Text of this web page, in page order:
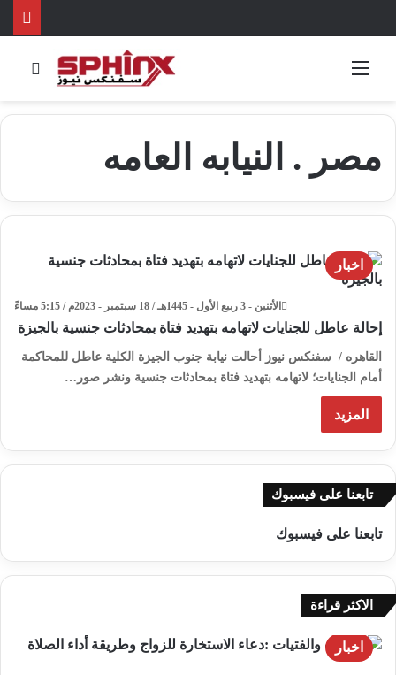
مصر . النيابه العامه
اخبار
الأثنين - 3 ربيع الأول - 1445هـ / 18 سبتمبر - 2023م / 5:15 مساءً
إحالة عاطل للجنايات لاتهامه بتهديد فتاة بمحادثات جنسية بالجيزة
القاهره / سفنكس نيوز أحالت نيابة جنوب الجيزة الكلية عاطل للمحاكمة
أمام الجنايات؛ لاتهامه بتهديد فتاة بمحادثات جنسية ونشر صور…
المزيد
تابعنا على فيسبوك
تابعنا على فيسبوك
الاكثر قراءة
اخبار